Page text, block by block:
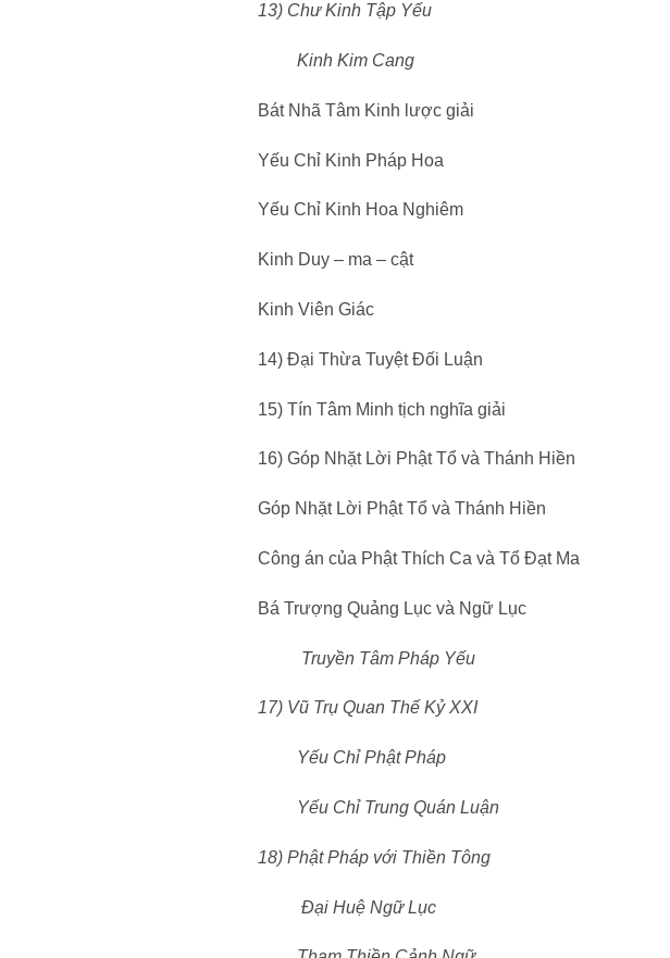
13) Chư Kinh Tập Yếu
Kinh Kim Cang
Bát Nhã Tâm Kinh lược giải
Yếu Chỉ Kinh Pháp Hoa
Yếu Chỉ Kinh Hoa Nghiêm
Kinh Duy – ma – cật
Kinh Viên Giác
14) Đại Thừa Tuyệt Đối Luận
15) Tín Tâm Minh tịch nghĩa giải
16) Góp Nhặt Lời Phật Tổ và Thánh Hiền
Góp Nhặt Lời Phật Tổ và Thánh Hiền
Công án của Phật Thích Ca và Tổ Đạt Ma
Bá Trượng Quảng Lục và Ngữ Lục
Truyền Tâm Pháp Yếu
17) Vũ Trụ Quan Thế Kỷ XXI
Yếu Chỉ Phật Pháp
Yếu Chỉ Trung Quán Luận
18) Phật Pháp với Thiền Tông
Đại Huệ Ngữ Lục